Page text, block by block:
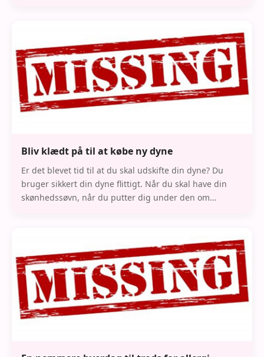
Bliv klædt på til at købe ny dyne
Er det blevet tid til at du skal udskifte din dyne? Du
bruger sikkert din dyne flittigt. Når du skal have din
skønhedssøvn, når du putter dig under den om